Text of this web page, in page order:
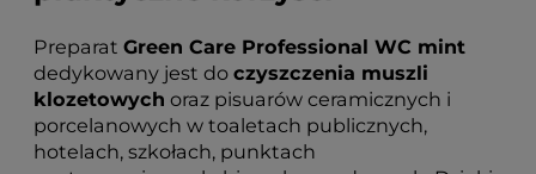
Preparat Green Care Professional WC mint
dedykowany jest do czyszczenia muszli
klozetowych oraz pisuarów ceramicznych i
porcelanowych w toaletach publicznych,
hotelach, szkołach, punktach